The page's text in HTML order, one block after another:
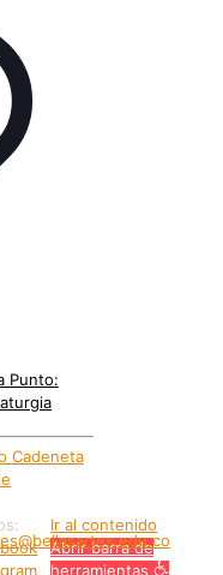
Punto:
Cadeneta
Ir al contenido
Abrir barra de
herramientas